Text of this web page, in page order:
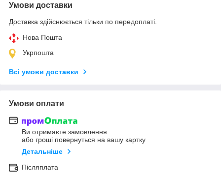
Умови доставки
Доставка здійснюється тільки по передоплаті.
Нова Пошта
Укрпошта
Всі умови доставки
Умови оплати
Ви отримаєте замовлення
або гроші повернуться на вашу картку
Детальніше
Післяплата